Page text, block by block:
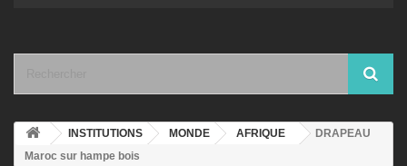
INSTITUTIONS MONDE AFRIQUE
DRAPEAU
Maroc sur hampe bois